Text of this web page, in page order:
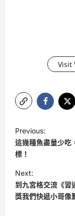
Visit
o
s
t
n
a
Previous:
這幾種魚盡量少吃
標！
Next:
到九宮格交流《習
獎我們快遞小哥像